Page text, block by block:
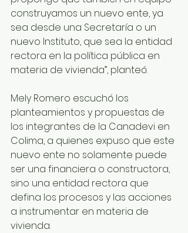
construyamos un nuevo ente, ya
sea desde una Secretaría o un
nuevo Instituto, que sea la entidad
rectora en la política pública en
materia de vivienda”, planteó.
Mely Romero escuchó los
planteamientos y propuestas de
los integrantes de la Canadevi en
Colima, a quienes expuso que este
nuevo ente no solamente puede
ser una financiera o constructora,
sino una entidad rectora que
defina los procesos y las acciones
a instrumentar en materia de
vivienda.